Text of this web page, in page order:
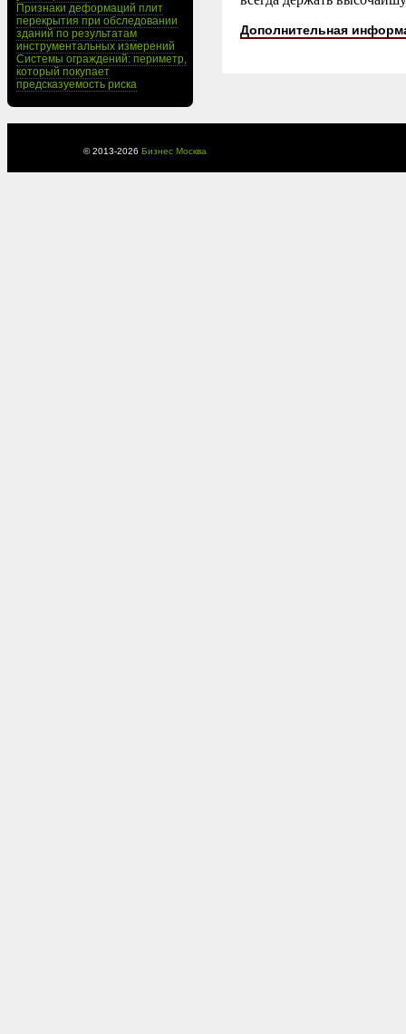
Признаки деформаций плит
перекрытия при обследовании
зданий по результатам
инструментальных измерений
Системы ограждений: периметр,
который покупает
предсказуемость риска
Дополнительная
© 2013-2026 Бизнес Москва